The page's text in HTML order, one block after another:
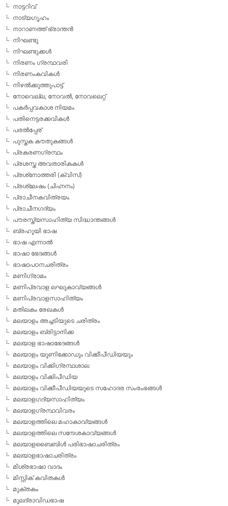
നാട്ടറിവ്
നാട്യഗൃഹം
നാറാണത്ത് ഭ്രാന്തന്‍
നിഘണ്ടു
നിഘണ്ടുക്കള്‍
നിരണം ഗ്രന്ഥവരി
നിരണംകവികള്‍
നിഴല്‍ക്കുത്തുപാട്ട്
നോവെല്ല, നോവല്‍, നോവലെറ്റ്
പകര്‍പ്പവകാശ നിയമം
പതിനെട്ടരക്കവികള്‍
പരല്‍പ്പേര്
പുസ്തക കൗതുകങ്ങള്‍
പ്രകരണഗ്രന്ഥം
പ്രശസ്ത അവതാരികകള്‍
പ്രശ്‌നോത്തരി (ക്വിസ്)
പ്രശ്ലേഷം (ചിഹ്നനം)
പ്രാചീനകവിത്രയം
പ്രാചീനഗദ്യം
പൗരസ്ത്യസാഹിത്യ സിദ്ധാന്തങ്ങള്‍
ബ്രഹൂയി ഭാഷ
ഭാഷ എന്നാല്‍
ഭാഷാ ഭേദങ്ങള്‍
ഭാഷാപഠനചരിത്രം
മണിഗ്രാമം
മണിപ്രവാള ലഘുകാവ്യങ്ങള്‍
മണിപ്രവാളസാഹിത്യം
മതിലകം രേഖകള്‍
മലയാളം അച്ചടിയുടെ ചരിത്രം
മലയാളം ബ്രിട്ടാനിക്ക
മലയാള ഭാഷാഭേദങ്ങള്‍
മലയാളം യൂണിക്കോഡും വിക്കീപീഡിയയും
മലയാളം വിക്കിഗ്രന്ഥശാല
മലയാളം വിക്കിപീഡിയ
മലയാളം വിക്കീപീഡിയയുടെ സഹോദര സംരംഭങ്ങള്‍
മലയാളഗദ്യസാഹിത്യം
മലയാളഗ്രന്ഥവിവരം
മലയാളത്തിലെ മഹാകാവ്യങ്ങള്‍
മലയാളത്തിലെ സന്ദേശകാവ്യങ്ങള്‍
മലയാളബൈബിള്‍ പരിഭാഷാചരിത്രം
മലയാളഭാഷാചരിത്രം
മിശ്രഭാഷാ വാദം
മിസ്റ്റിക് കവിതകള്‍
മുക്തകം
മൂലദ്രാവിഡഭാഷ